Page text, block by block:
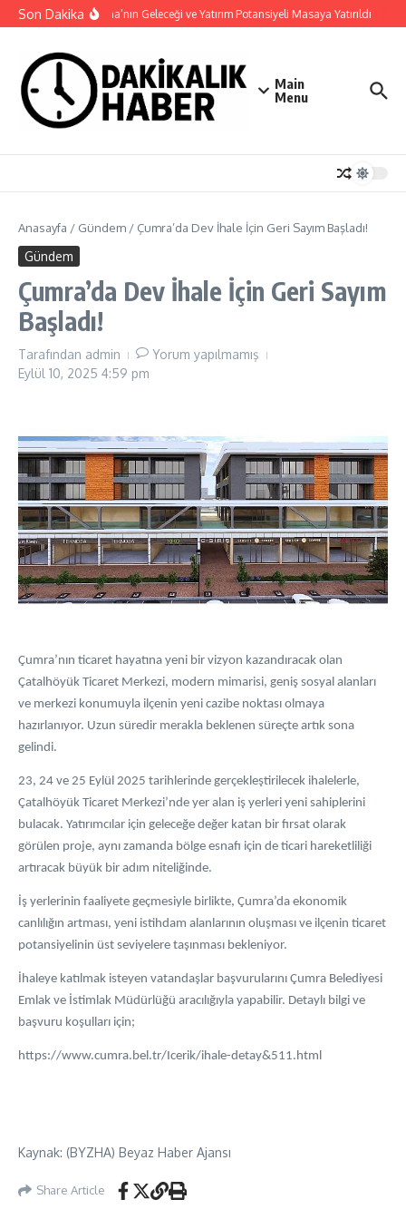
İçeriğe atla
Son DakikaHaymana’nın Geleceği ve Yatırım Potansiyeli Masaya Yatırıldı
Main
Menu
Anasayfa / Gündem / Çumra’da Dev İhale İçin Geri Sayım Başladı!
Gündem
Çumra’da Dev İhale İçin Geri Sayım
Başladı!
Tarafından admin
Yorum yapılmamış
Eylül 10, 2025 4:59 pm
Çumra’nın ticaret hayatına yeni bir vizyon kazandıracak olan
Çatalhöyük Ticaret Merkezi, modern mimarisi, geniş sosyal alanları
ve merkezi konumuyla ilçenin yeni cazibe noktası olmaya
hazırlanıyor. Uzun süredir merakla beklenen süreçte artık sona
gelindi.
23, 24 ve 25 Eylül 2025 tarihlerinde gerçekleştirilecek ihalelerle,
Çatalhöyük Ticaret Merkezi’nde yer alan iş yerleri yeni sahiplerini
bulacak. Yatırımcılar için geleceğe değer katan bir fırsat olarak
görülen proje, aynı zamanda bölge esnafı için de ticari hareketliliği
artıracak büyük bir adım niteliğinde.
İş yerlerinin faaliyete geçmesiyle birlikte, Çumra’da ekonomik
canlılığın artması, yeni istihdam alanlarının oluşması ve ilçenin ticaret
potansiyelinin üst seviyelere taşınması bekleniyor.
İhaleye katılmak isteyen vatandaşlar başvurularını Çumra Belediyesi
Emlak ve İstimlak Müdürlüğü aracılığıyla yapabilir. Detaylı bilgi ve
başvuru koşulları için;
https://www.cumra.bel.tr/Icerik/ihale-detay&511.html
Kaynak: (BYZHA) Beyaz Haber Ajansı
Share Article